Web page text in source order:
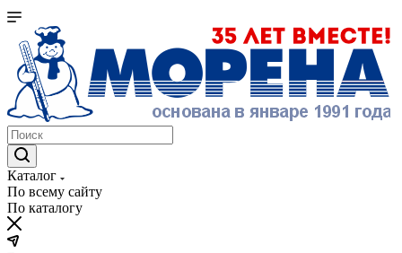
Каталог
По всему сайту
По каталогу